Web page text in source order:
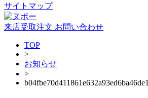
サイトマップ
来店受取注文 お問い合わせ
TOP
>
お知らせ
>
b04fbe70d411861e632a93ed6ba46de1